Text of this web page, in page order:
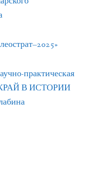
практическая
В ИСТОРИИ